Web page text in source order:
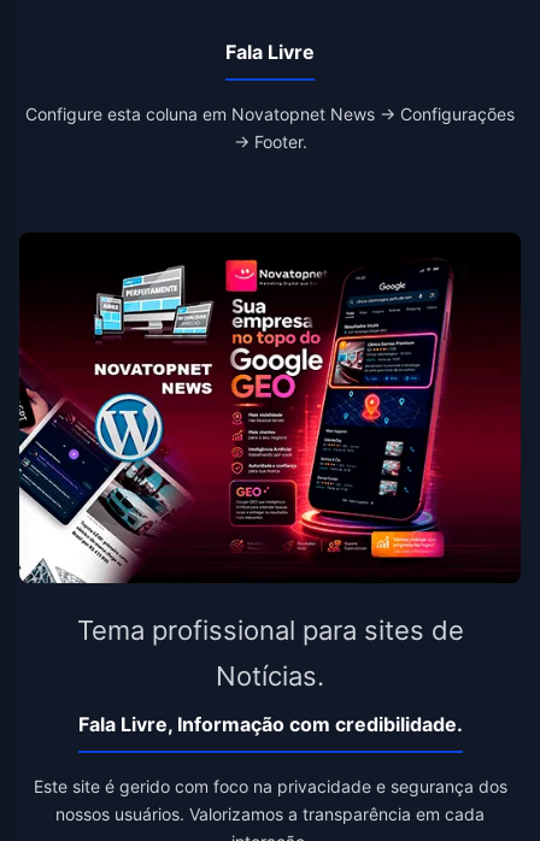
Fala Livre
Configure esta coluna em Novatopnet News → Configurações
→ Footer.
Tema profissional para sites de
Notícias.
Fala Livre, Informação com credibilidade.
Este site é gerido com foco na privacidade e segurança dos
nossos usuários. Valorizamos a transparência em cada